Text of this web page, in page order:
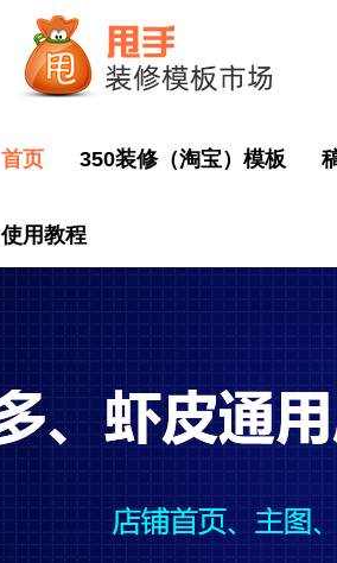
首页 350装修（淘宝）模板
使用教程